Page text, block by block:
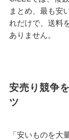
まとめ、最も安
れだけで、送料
ありません。
安売り競争
ツ
「安いものを大